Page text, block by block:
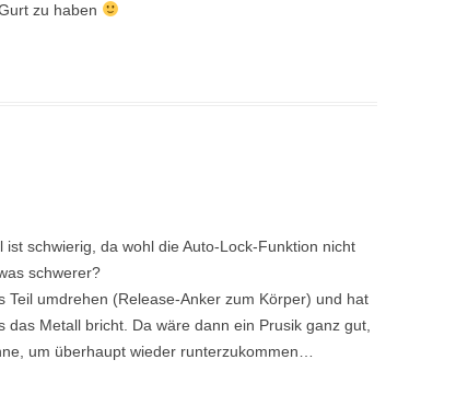
zu haben
schwierig, da wohl die Auto-Lock-Funktion nicht
schwerer?
Teil umdrehen (Release-Anker zum Körper) und hat
Metall bricht. Da wäre dann ein Prusik ganz gut,
um überhaupt wieder runterzukommen…